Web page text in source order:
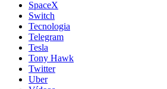
SpaceX
Switch
Tecnologia
Telegram
Tesla
Tony Hawk
Twitter
Uber